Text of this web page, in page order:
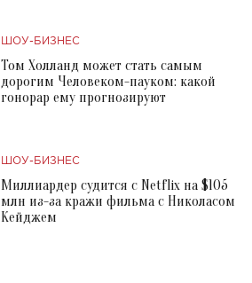
ШОУ-БИЗНЕС
Том Холланд может стать самым
дорогим Человеком-пауком: какой
гонорар ему прогнозируют
ШОУ-БИЗНЕС
Миллиардер судится с Netflix на $105
млн из-за кражи фильма с Николасом
Кейджем